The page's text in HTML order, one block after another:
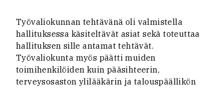
Työvaliokunnan tehtävänä oli valmistella
hallituksessa käsiteltävät asiat sekä toteuttaa
hallituksen sille antamat tehtävät.
Työvaliokunta myös päätti muiden
toimihenkilöiden kuin pääsihteerin,
terveysosaston ylilääkärin ja talouspäällikön